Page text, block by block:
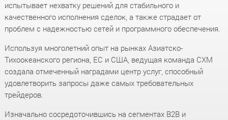
испытывает нехватку решений для стабильного и
качественного исполнения сделок, а также страдает от
проблем с надежностью сетей и программного обеспечения.
Используя многолетний опыт на рынках Азиатско-
Тихоокеанского региона, ЕС и США, ведущая команда CXM
создала отмеченный наградами центр услуг, способный
удовлетворить запросы даже самых требовательных
трейдеров.
Изначально сосредоточившись на сегментах B2B и